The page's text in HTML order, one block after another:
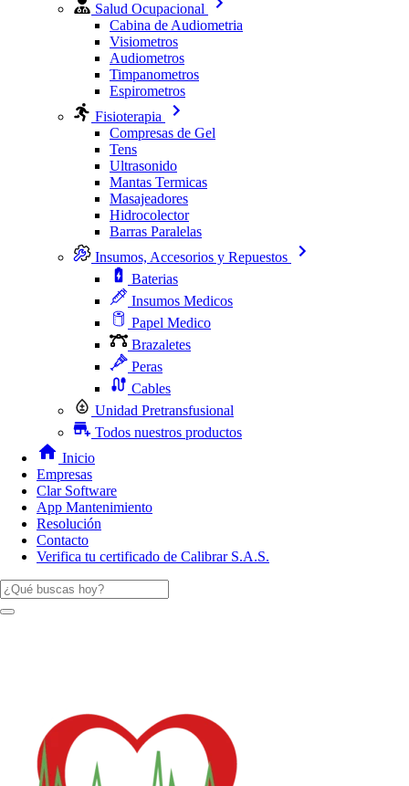
Salud Ocupacional
Cabina de Audiometria
Visiometros
Audiometros
Timpanometros
Espirometros
Fisioterapia
Compresas de Gel
Tens
Ultrasonido
Mantas Termicas
Masajeadores
Hidrocolector
Barras Paralelas
Insumos, Accesorios y Repuestos
Baterias
Insumos Medicos
Papel Medico
Brazaletes
Peras
Cables
Unidad Pretransfusional
Todos nuestros productos
Inicio
Empresas
Clar Software
App Mantenimiento
Resolución
Contacto
Verifica tu certificado de Calibrar S.A.S.